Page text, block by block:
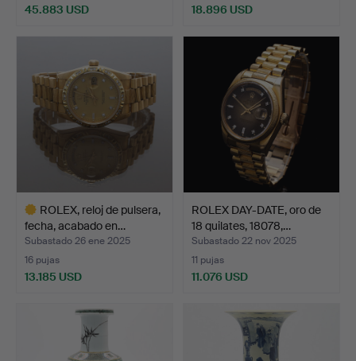
45.883 USD
18.896 USD
ROLEX, reloj de pulsera,
fecha, acabado en…
Subastado 26 ene 2025
16 pujas
13.185 USD
seleccionado
ROLEX DAY-DATE, oro de
18 quilates, 18078,…
Subastado 22 nov 2025
11 pujas
11.076 USD